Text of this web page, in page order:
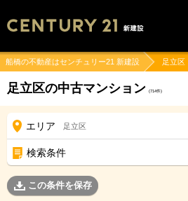
船橋の不動産はセンチュリー21 新建設 足立区
足立区の中古マンション (714件)
エリア 足立区
検索条件
この条件を保存